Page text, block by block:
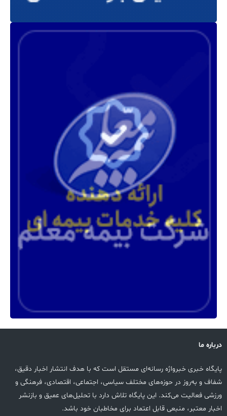
درباره ما
پایگاه خبری خبرواژه رسانه‌ای مستقل است که با هدف انتشار اخبار دقیق،
شفاف و به‌روز در حوزه‌های مختلف سیاسی، اجتماعی، اقتصادی، فرهنگی و
ورزشی فعالیت می‌کند. این پایگاه تلاش دارد با تحلیل‌های عمیق و بازنشر
اخبار معتبر، منبعی قابل اعتماد برای مخاطبان خود باشد.